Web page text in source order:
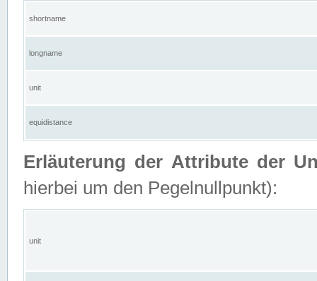
shortname
longname
unit
equidistance
Erläuterung der Attribute der
hierbei um den Pegelnullpunkt):
unit